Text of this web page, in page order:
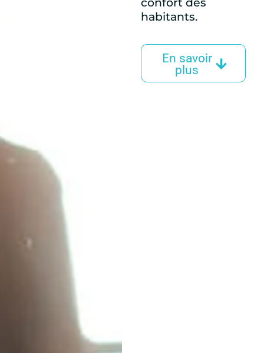
habitants.
En savoir
plus